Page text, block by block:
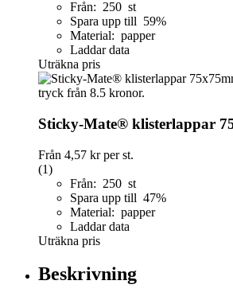
Från: 250 st
Spara upp till 59%
Material: papper
Laddar data
Uträkna pris
Sticky-Mate® klisterlappar
Från 4,57 krper st.
(1)
Från: 250 st
Spara upp till 47%
Material: papper
Laddar data
Uträkna pris
Beskrivning